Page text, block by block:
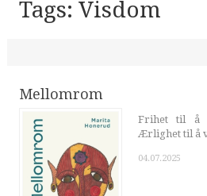
Tags: Visdom
Mellomrom
Frihet til å
Ærlighet til å
04.07.2025